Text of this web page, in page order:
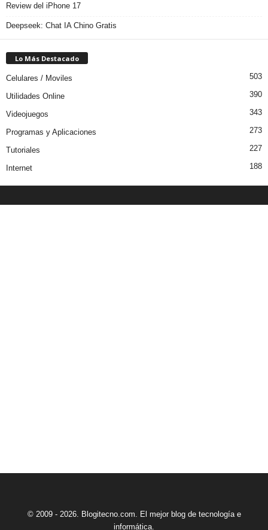
Review del iPhone 17
Deepseek: Chat IA Chino Gratis
Lo Más Destacado
Celulares / Moviles 503
Utilidades Online 390
Videojuegos 343
Programas y Aplicaciones 273
Tutoriales 227
Internet 188
© 2009 - 2026. Blogitecno.com. El mejor blog de tecnología e
informática.